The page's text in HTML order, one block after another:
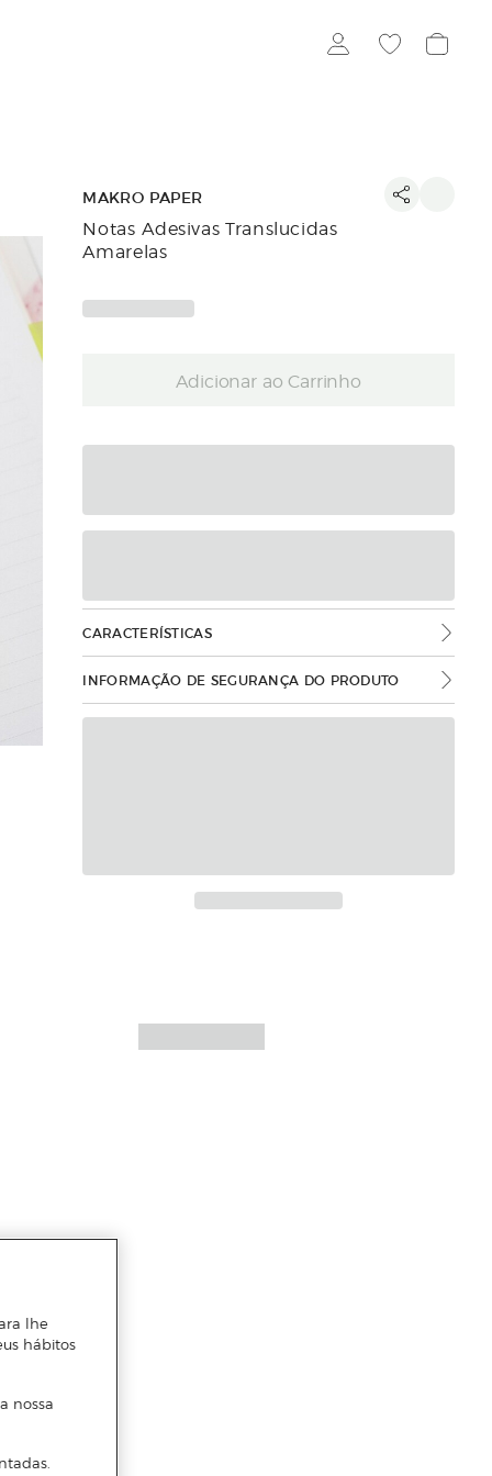
MAKRO PAPER
Notas Adesivas Translucidas
Amarelas
Adicionar ao Carrinho
CARACTERÍSTICAS
INFORMAÇÃO DE SEGURANÇA DO PRODUTO
lhe
hábitos
nossa